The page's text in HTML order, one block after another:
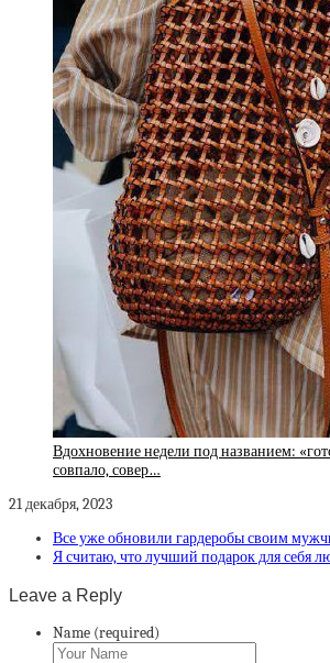
Вдохновение недели под названием:
совпало, совер…
21 декабря, 2023
Все уже обновили гардеробы своим
Я считаю, что лучший подарок для себя
Leave a Reply
Name (required)